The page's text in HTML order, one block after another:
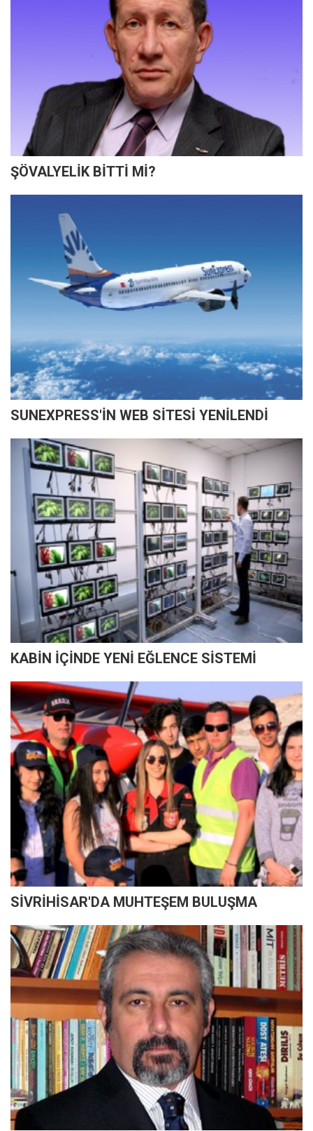
ŞÖVALYELİK BİTTİ Mİ?
SUNEXPRESS'İN WEB SİTESİ YENİLENDİ
KABİN İÇİNDE YENİ EĞLENCE SİSTEMİ
SİVRİHİSAR'DA MUHTEŞEM BULUŞMA